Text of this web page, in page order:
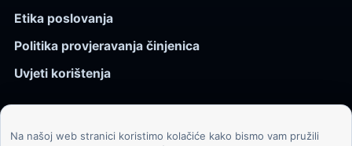
Etika poslovanja
Politika provjeravanja činjenica
Uvjeti korištenja
Na našoj web stranici koristimo kolačiće kako bismo vam pružili